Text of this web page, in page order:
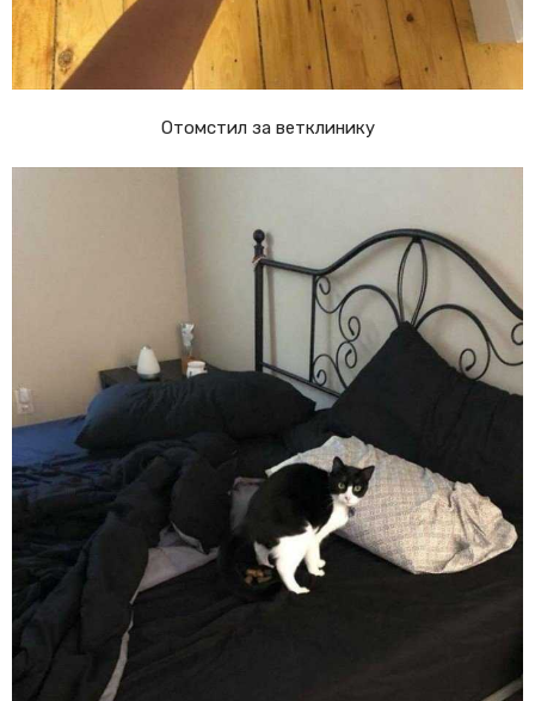
Отомстил за ветклинику